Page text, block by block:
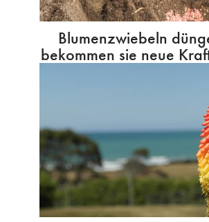
Blumenzwiebeln
bekommen sie neue